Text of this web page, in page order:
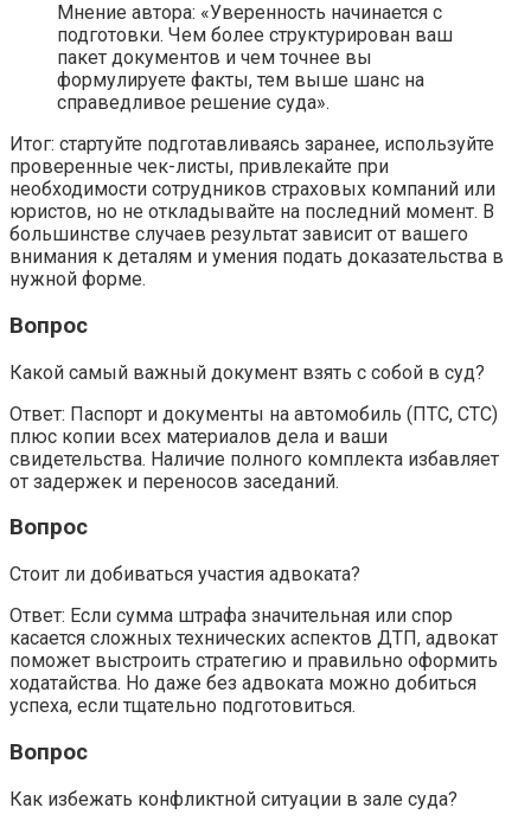
Мнение автора: «Уверенность начинается с
подготовки. Чем более структурирован ваш
пакет документов и чем точнее вы
формулируете факты, тем выше шанс на
справедливое решение суда».
Итог: стартуйте подготавливаясь заранее, используйте
проверенные чек-листы, привлекайте при
необходимости сотрудников страховых компаний или
юристов, но не откладывайте на последний момент. В
большинстве случаев результат зависит от вашего
внимания к деталям и умения подать доказательства в
нужной форме.
Вопрос
Какой самый важный документ взять с собой в суд?
Ответ: Паспорт и документы на автомобиль (ПТС, СТС)
плюс копии всех материалов дела и ваши
свидетельства. Наличие полного комплекта избавляет
от задержек и переносов заседаний.
Вопрос
Стоит ли добиваться участия адвоката?
Ответ: Если сумма штрафа значительная или спор
касается сложных технических аспектов ДТП, адвокат
поможет выстроить стратегию и правильно оформить
ходатайства. Но даже без адвоката можно добиться
успеха, если тщательно подготовиться.
Вопрос
Как избежать конфликтной ситуации в зале суда?